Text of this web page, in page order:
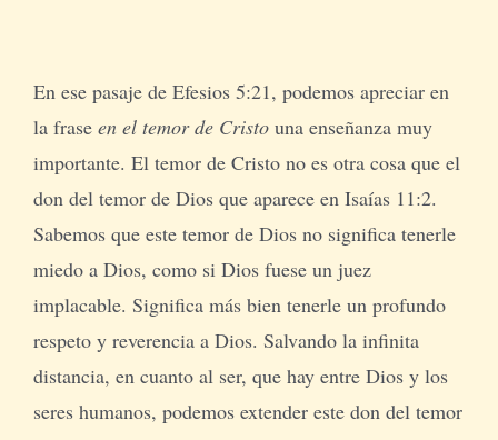
En ese pasaje de Efesios 5:21, podemos apreciar en
la frase en el temor de Cristouna enseñanza muy
importante. El temor de Cristo no es otra cosa que el
don del temor de Dios que aparece en Isaías 11:2.
Sabemos que este temor de Dios no significa tenerle
miedo a Dios, como si Dios fuese un juez
implacable. Significa más bien tenerle un profundo
respeto y reverencia a Dios. Salvando la infinita
distancia, en cuanto al ser, que hay entre Dios y los
seres humanos, podemos extender este don del temor